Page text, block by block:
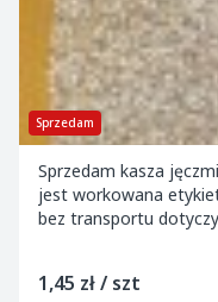
Sprzedam
Sprzedam kasza
jest workowana
bez transportu
1,45 zł / szt